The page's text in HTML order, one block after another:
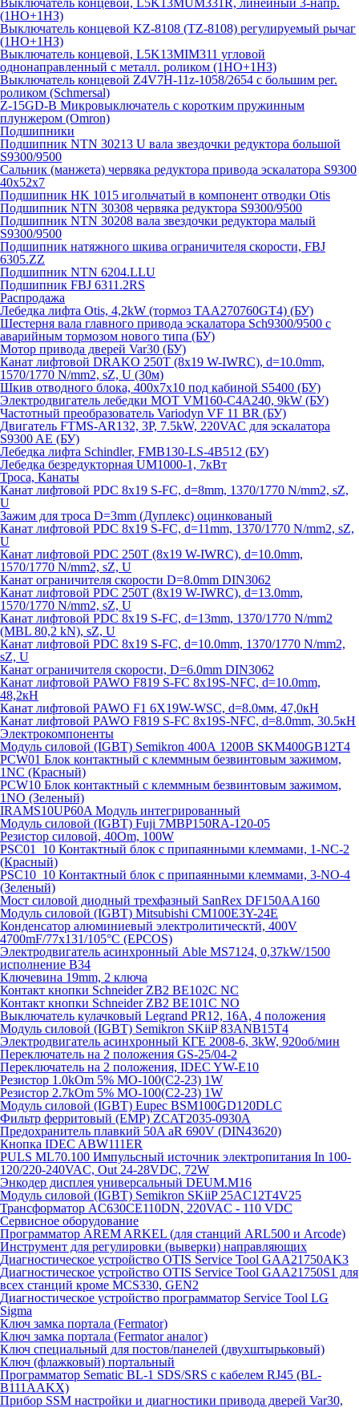
Выключатель концевой, L5K13MUM331R, линейный 3-напр.
(1НО+1НЗ)
Выключатель концевой KZ-8108 (TZ-8108) регулируемый рычаг
(1НО+1НЗ)
Выключатель концевой, L5K13MIM311 угловой
однонаправленный с металл. роликом (1НО+1НЗ)
Выключатель концевой Z4V7H-11z-1058/2654 с большим рег.
роликом (Schmersal)
Z-15GD-B Микровыключатель с коротким пружинным
плунжером (Omron)
Подшипники
Подшипник NTN 30213 U вала звездочки редуктора большой
S9300/9500
Сальник (манжета) червяка редуктора привода эскалатора S9300
40х52х7
Подшипник HK 1015 игольчатый в компонент отводки Otis
Подшипник NTN 30308 червяка редуктора S9300/9500
Подшипник NTN 30208 вала звездочки редуктора малый
S9300/9500
Подшипник натяжного шкива ограничителя скорости, FBJ
6305.ZZ
Подшипник NTN 6204.LLU
Подшипник FBJ 6311.2RS
Распродажа
Лебедка лифта Otis, 4,2kW (тормоз TAA270760GT4) (БУ)
Шестерня вала главного привода эскалатора Sch9300/9500 с
аварийным тормозом нового типа (БУ)
Мотор привода дверей Var30 (БУ)
Канат лифтовой DRAKO 250T (8x19 W-IWRC), d=10.0mm,
1570/1770 N/mm2, sZ, U (30м)
Шкив отводного блока, 400х7х10 под кабиной S5400 (БУ)
Электродвигатель лебедки MOT VM160-C4A240, 9kW (БУ)
Частотный преобразователь Variodyn VF 11 BR (БУ)
Двигатель FTMS-AR132, 3P, 7.5kW, 220VAC для эскалатора
S9300 AE (БУ)
Лебедка лифта Schindler, FMB130-LS-4B512 (БУ)
Лебедка безредукторная UM1000-1, 7кВт
Троса, Канаты
Канат лифтовой PDC 8x19 S-FC, d=8mm, 1370/1770 N/mm2, sZ,
U
Зажим для троса D=3mm (Дуплекс) оцинкованый
Канат лифтовой PDC 8x19 S-FC, d=11mm, 1370/1770 N/mm2, sZ,
U
Канат лифтовой PDC 250T (8x19 W-IWRC), d=10.0mm,
1570/1770 N/mm2, sZ, U
Канат ограничителя скорости D=8.0mm DIN3062
Канат лифтовой PDC 250T (8x19 W-IWRC), d=13.0mm,
1570/1770 N/mm2, sZ, U
Канат лифтовой PDC 8х19 S-FC, d=13mm, 1370/1770 N/mm2
(MBL 80,2 kN), sZ, U
Канат лифтовой PDC 8x19 S-FC, d=10.0mm, 1370/1770 N/mm2,
sZ, U
Канат ограничителя скорости, D=6.0mm DIN3062
Канат лифтовой PAWO F819 S-FC 8х19S-NFC, d=10.0mm,
48,2кН
Канат лифтовой PAWO F1 6X19W-WSC, d=8.0мм, 47,0кН
Канат лифтовой PAWO F819 S-FC 8х19S-NFC, d=8.0mm, 30.5кН
Электрокомпоненты
Модуль силовой (IGBT) Semikron 400А 1200В SKM400GB12T4
PCW01 Блок контактный с клеммным безвинтовым зажимом,
1NC (Красный)
PCW10 Блок контактный с клеммным безвинтовым зажимом,
1NO (Зеленый)
IRAMS10UP60A Модуль интегрированный
Модуль силовой (IGBT) Fuji 7MBP150RA-120-05
Резистор силовой, 40Om, 100W
PSC01_10 Контактный блок с припаянными клеммами, 1-NC-2
(Красный)
PSC10_10 Контактный блок с припаянными клеммами, 3-NO-4
(Зеленый)
Мост силовой диодный трехфазный SanRex DF150AA160
Модуль силовой (IGBT) Mitsubishi CM100E3Y-24E
Конденсатор алюминиевый электролитическтй, 400V
4700mF/77x131/105°C (EPCOS)
Электродвигатель асинхронный Able MS7124, 0,37kW/1500
исполнение В34
Ключевина 19mm, 2 ключа
Контакт кнопки Schneider ZB2 BE102C NC
Контакт кнопки Schneider ZB2 BE101C NO
Выключатель кулачковый Legrand PR12, 16A, 4 положения
Модуль силовой (IGBT) Semikron SKiiP 83ANB15T4
Электродвигатель асинхронный КГЕ 2008-6, 3kW, 920об/мин
Переключатель на 2 положения GS-25/04-2
Переключатель на 2 положения, IDEC YW-E10
Резистор 1.0kOm 5% МО-100(С2-23) 1W
Резистор 2.7kOm 5% МО-100(С2-23) 1W
Модуль силовой (IGBT) Eupec BSM100GD120DLC
Фильтр ферритовый (EMP) ZCAT2035-0930A
Предохранитель плавкий 50A aR 690V (DIN43620)
Кнопка IDEC ABW111ER
PULS ML70.100 Импульсный источник электропитания In 100-
120/220-240VAC, Out 24-28VDC, 72W
Энкодер дисплея универсальный DEUM.M16
Модуль силовой (IGBT) Semikron SKiiP 25AC12T4V25
Трансформатор AC630CE110DN, 220VAC - 110 VDC
Сервисное оборудование
Программатор AREM ARKEL (для станций ARL500 и Arcode)
Инструмент для регулировки (выверки) направляющих
Диагностическое устройство OTIS Service Tool GAA21750AK3
Диагностическое устройство OTIS Service Tool GAA21750S1 для
всех станций кроме MCS330, GEN2
Диагностическое устройство программатор Service Tool LG
Sigma
Ключ замка портала (Fermator)
Ключ замка портала (Fermator аналог)
Ключ специальный для постов/панелей (двухштырьковый)
Ключ (флажковый) портальный
Программатор Sematic BL-1 SDS/SRS с кабелем RJ45 (BL-
B111AAKX)
Прибор SSM настройки и диагностики привода дверей Var30,